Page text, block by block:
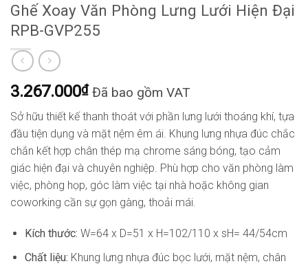
Ghế Xoay Văn Phòng Lưng Lưới Hiện Đại
RPB-GVP255
3.267.000₫ Đã bao gồm VAT
Sở hữu thiết kế thanh thoát với phần lưng lưới thoáng khí, tựa
đầu tiện dụng và mặt nệm êm ái. Khung lưng nhựa đúc chắc
chắn kết hợp chân thép mạ chrome sáng bóng, tạo cảm
giác hiện đại và chuyên nghiệp. Phù hợp cho văn phòng làm
việc, phòng họp, góc làm việc tại nhà hoặc không gian
coworking cần sự gọn gàng, thoải mái.
Kích thước: W=64 x D=51 x H=102/110 x sH= 44/54cm
Chất liệu: Khung lưng nhựa đúc bọc lưới, mặt nệm, chân